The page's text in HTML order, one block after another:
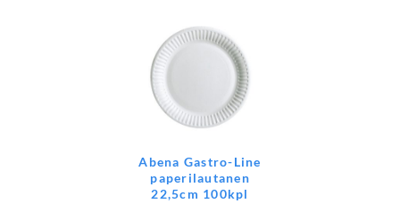
Abena Gastro-Line
paperilautanen
22,5cm 100kpl